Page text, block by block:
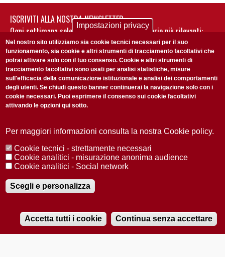
Audio
ISCRIVITI ALLA NOSTRA NEWSLETTER
Ogni settimana selezioniamo per te nostre storie più rilevanti:
non perderti gli aggiornamenti della nostra newsletter
Accetto laPrivacy Policy
Redazione Copyright Privacy
Area stampa
© 2025 Università di Padova
Registrazione presso il Tribunale di Padova n. 2097/2012 del 18 giugno
2012
Impostazioni privacy
Nel nostro sito utilizziamo sia cookie tecnici necessari per il suo
funzionamento, sia cookie e altri strumenti di tracciamento facoltativi che
potrai attivare solo con il tuo consenso. Cookie e altri strumenti di
tracciamento facoltativi sono usati per analisi statistiche, misure
sull'efficacia della comunicazione istituzionale e analisi dei comportamenti
degli utenti. Se chiudi questo banner continuerai la navigazione solo con i
cookie necessari. Puoi esprimere il consenso sui cookie facoltativi
attivando le opzioni qui sotto.
Per maggiori informazioni consulta la nostra Cookie policy.
Cookie tecnici - strettamente necessari
Cookie analitici - misurazione anonima audience
Cookie analitici - Social network
Scegli e personalizza
Accetta tutti i cookie Continua senza accettare